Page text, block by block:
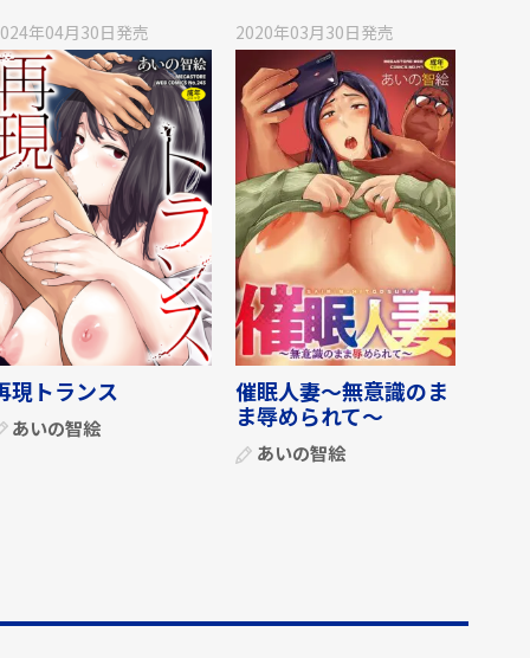
年04月30日発売
現トランス
あいの智絵
2020年03月30日発売
催眠人妻～無意識のま
ま辱められて～
あいの智絵